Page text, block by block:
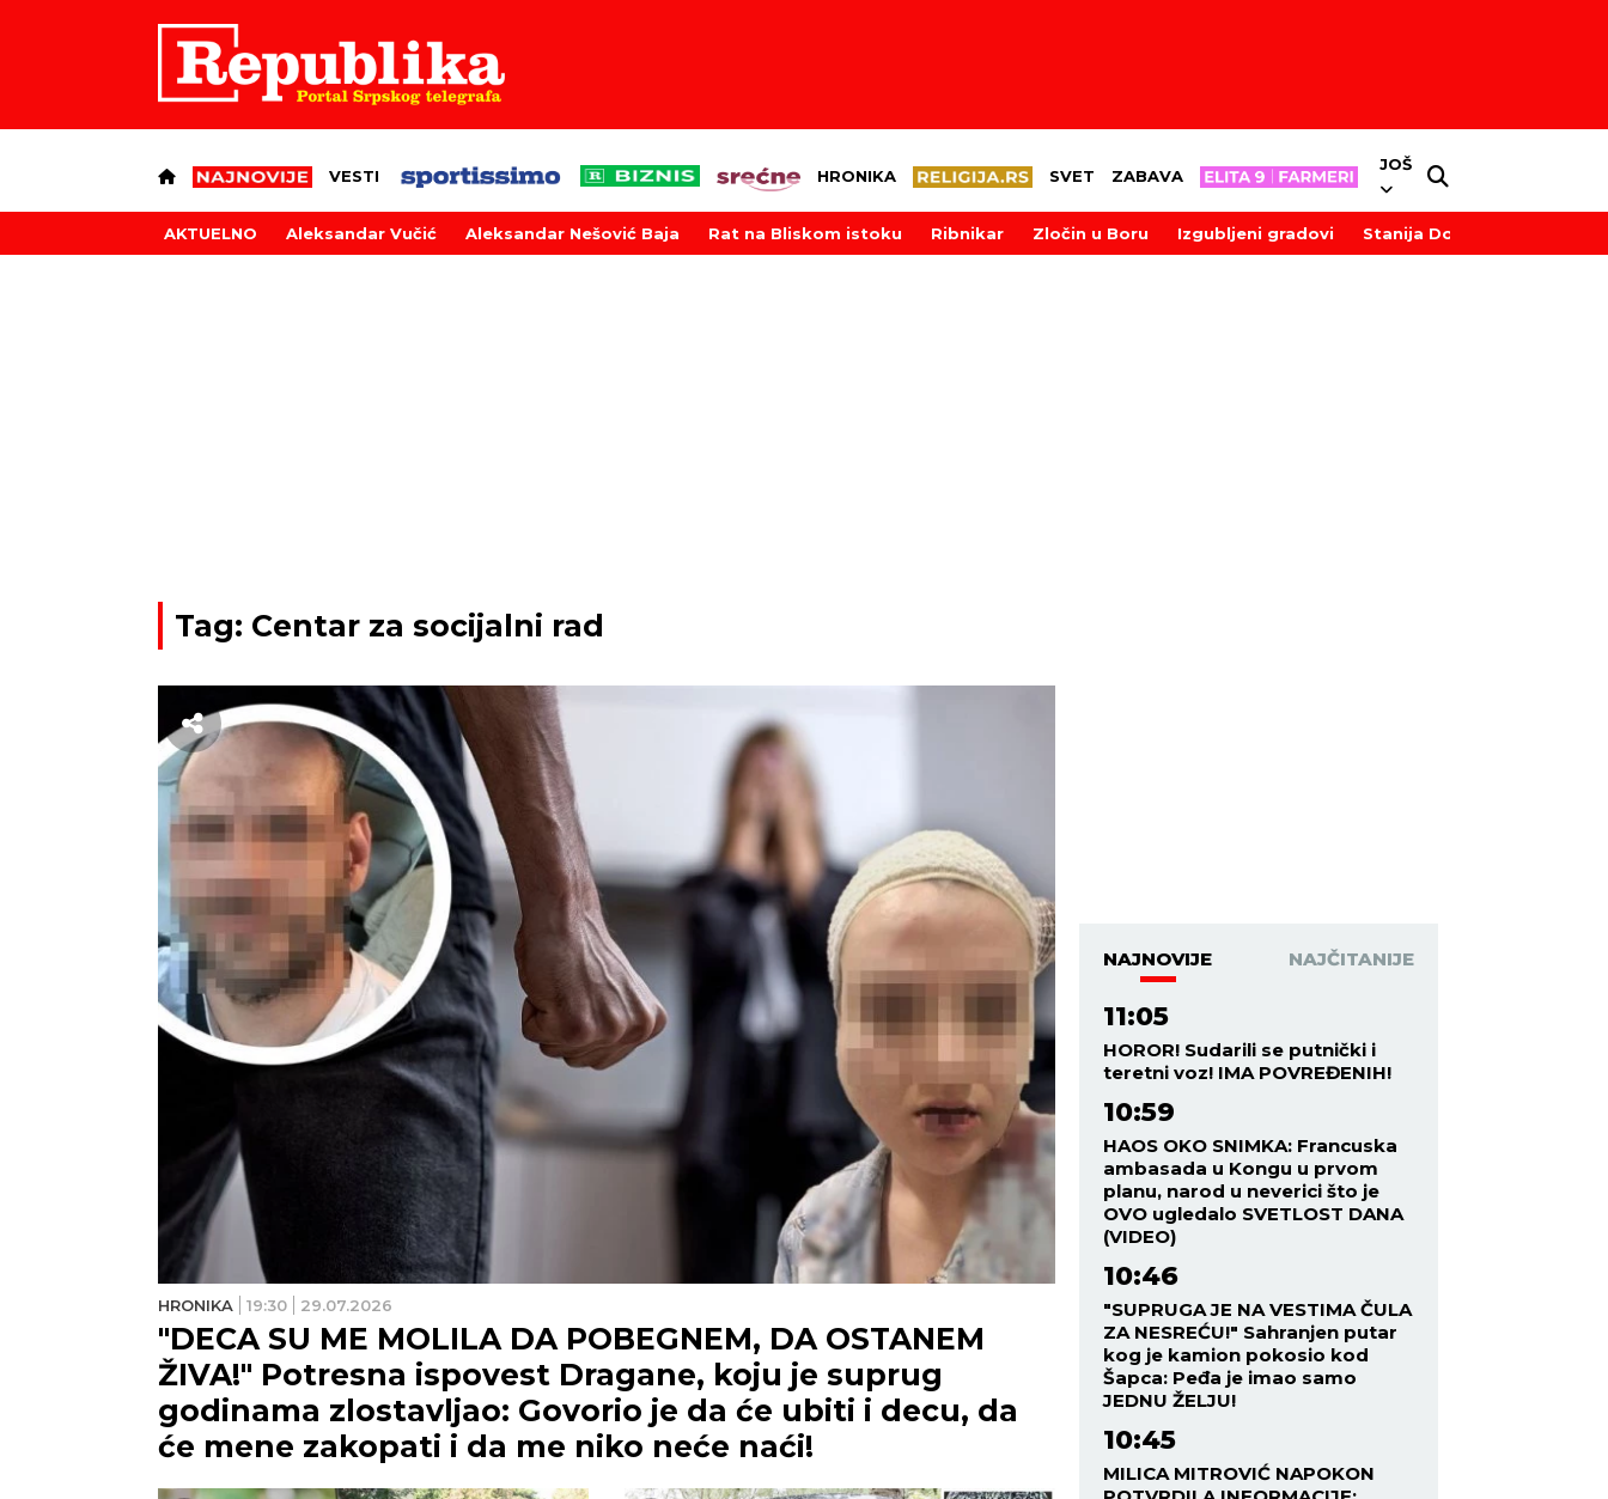
VESTI HRONIKA SVET ZABAVA
JOŠ
AKTUELNO Aleksandar Vučić Aleksandar Nešović Baja Rat na Bliskom istoku Ribnikar Zločin u Boru Izgubljeni gradovi Stanija Dobrojević
Tag: Centar za socijalni rad
HRONIKA 19:30 29.07.2026
"DECA SU ME MOLILA DA POBEGNEM, DA OSTANEM
ŽIVA!" Potresna ispovest Dragane, koju je suprug
godinama zlostavljao: Govorio je da će ubiti i decu, da
će mene zakopati i da me niko neće naći!
NAJNOVIJE NAJČITANIJE
11:05
HOROR! Sudarili se putnički i
teretni voz! IMA POVREĐENIH!
10:59
HAOS OKO SNIMKA: Francuska
ambasada u Kongu u prvom
planu, narod u neverici što je
OVO ugledalo SVETLOST DANA
(VIDEO)
10:46
"SUPRUGA JE NA VESTIMA ČULA
ZA NESREĆU!" Sahranjen putar
kog je kamion pokosio kod
Šapca: Peđa je imao samo
JEDNU ŽELJU!
10:45
MILICA MITROVIĆ NAPOKON